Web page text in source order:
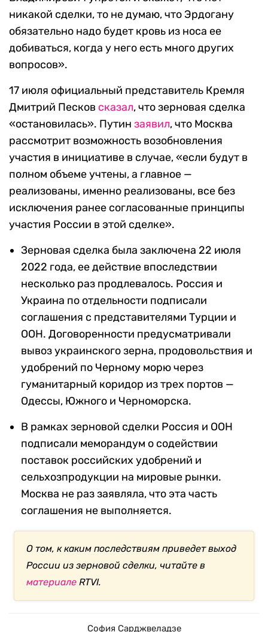
никакой сделки, то не думаю, что Эрдогану
обязательно надо будет кровь из носа ее
добиваться, когда у него есть много других
вопросов».
17 июля официальный представитель Кремля
Дмитрий Песков сказал, что зерновая сделка
«остановилась». Путин заявил, что Москва
рассмотрит возможность возобновления
участия в инициативе в случае, «если будут в
полном объеме учтены, а главное —
реализованы, именно реализованы, все без
исключения ранее согласованные принципы
участия России в этой сделке».
Зерновая сделка была заключена 22 июля
2022 года, ее действие впоследствии
несколько раз продлевалось. Россия и
Украина по отдельности подписали
соглашения с представителями Турции и
ООН. Договоренности предусматривали
вывоз украинского зерна, продовольствия и
удобрений по Черному морю через
гуманитарный коридор из трех портов —
Одессы, Южного и Черноморска.
В рамках зерновой сделки Россия и ООН
подписали меморандум о содействии
поставок российских удобрений и
сельхозпродукции на мировые рынки.
Москва не раз заявляла, что эта часть
соглашения не выполняется.
О том, к каким последствиям приведет выход
России из зерновой сделки, читайте в
материале RTVI.
София Сарджвеладзе